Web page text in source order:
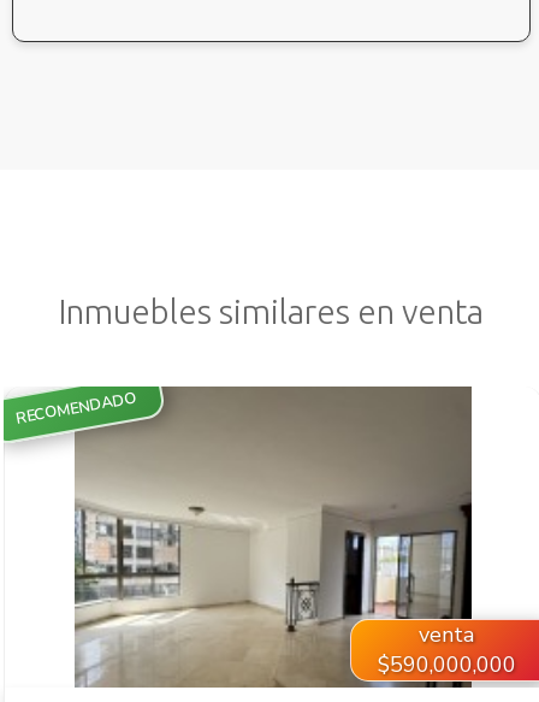
Inmuebles similares en venta
VER INMUEBLE
RECOMENDADO
venta
$590,000,000